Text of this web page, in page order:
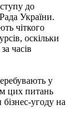
до
України.
чіткого
оскільки
часів
у
цих питань
угоду на